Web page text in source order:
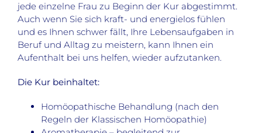
jede einzelne Frau zu Beginn der Kur abgestimmt.
Auch wenn Sie sich kraft- und energielos fühlen
und es Ihnen schwer fällt, Ihre Lebensaufgaben in
Beruf und Alltag zu meistern, kann Ihnen ein
Aufenthalt bei uns helfen, wieder aufzutanken.
Die Kur beinhaltet:
Homöopathische Behandlung (nach den
Regeln der Klassischen Homöopathie)